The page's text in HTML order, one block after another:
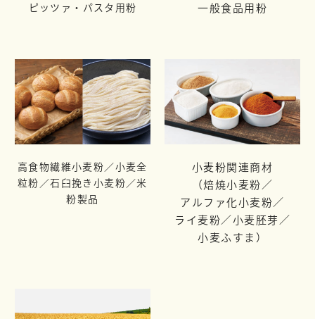
ピッツァ・パスタ用粉 一般食品用粉
高食物繊維小麦粉／小麦全
粒粉／石臼挽き小麦粉／米
粉製品
小麦粉関連商材
（焙焼小麦粉／
アルファ化小麦粉／
ライ麦粉／小麦胚芽／
小麦ふすま）